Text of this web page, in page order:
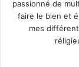
passionné de
faire le bien et
mes